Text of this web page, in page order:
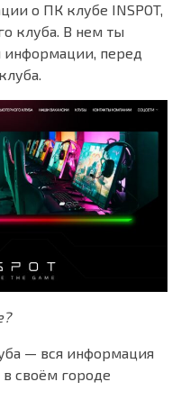
о ПК клубе INSPOT,
клуба. В нем ты
информации, перед
— вся информация
своём городе